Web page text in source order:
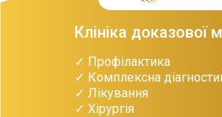
Клініка доказової
✓ Профілактика
✓ Комплексна
✓ Лікування
✓ Хірургія